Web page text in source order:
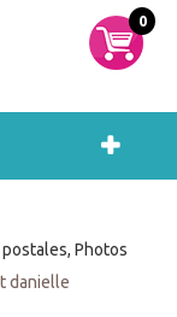
0
Photos
danielle